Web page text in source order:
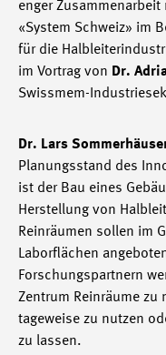
enger
«System Schweiz» im
für die
im Vortrag von Dr.
Swissmem-
Dr. Lars
Planungsstand des
ist der Bau eines
Herstellung von
Reinräumen sollen im
Laborflächen
Forschungspartnern
Zentrum Reinräume zu
tageweise zu nutzen
zu lassen.